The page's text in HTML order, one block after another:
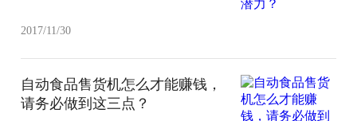
2017/11/30
自动食品售货机怎么才能赚钱，
请务必做到这三点？